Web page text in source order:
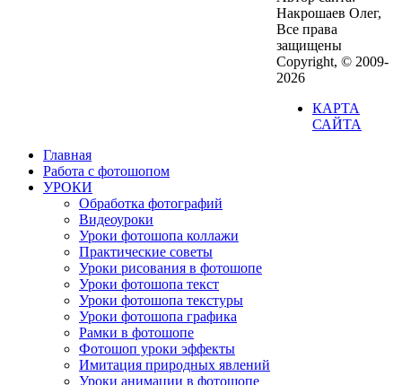
Накрошаев Олег,
Все права
защищены
Copyright, © 2009-
2026
КАРТА
САЙТА
Главная
Работа с фотошопом
УРОКИ
Обработка фотографий
Видеоуроки
Уроки фотошопа коллажи
Практические советы
Уроки рисования в фотошопе
Уроки фотошопа текст
Уроки фотошопа текстуры
Уроки фотошопа графика
Рамки в фотошопе
Фотошоп уроки эффекты
Имитация природных явлений
Уроки анимации в фотошопе